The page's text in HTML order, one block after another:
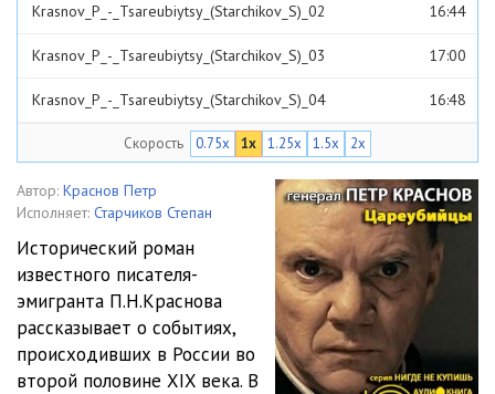
Krasnov_P_-_Tsareubiytsy_(Starchikov_S)_02 16:44
Krasnov_P_-_Tsareubiytsy_(Starchikov_S)_03 17:00
Krasnov_P_-_Tsareubiytsy_(Starchikov_S)_04 16:48
Krasnov_P_-_Tsareubiytsy_(Starchikov_S)_05
Krasnov_P_-_Tsareubiytsy_(Starchikov_S)_06 17:14
Krasnov_P_-_Tsareubiytsy_(Starchikov_S)_07 19:04
Krasnov_P_-_Tsareubiytsy_(Starchikov_S)_08 17:21
Krasnov_P_-_Tsareubiytsy_(Starchikov_S)_09
Krasnov_P_-_Tsareubiytsy_(Starchikov_S)_10
Скорость 0.75x 1x 1.25x 1.5x 2x
Автор: Краснов Петр
Исполняет: Старчиков Степан
Исторический роман
известного писателя-
эмигранта П.Н.Краснова
рассказывает о событиях,
происходивших в России во
второй половине XIX века. В